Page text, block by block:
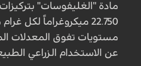
مادة "الغليفوسات"
22.750 ميكروغراماً لكل
مستويات تفوق المعدلات
عن الاستخدام الزراعي